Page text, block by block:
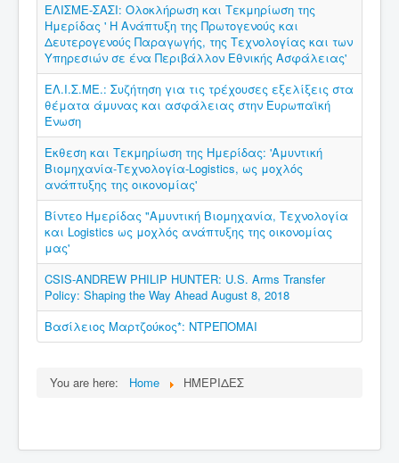
ΕΛΙΣΜΕ-ΣΑΣΙ: Ολοκλήρωση και Τεκμηρίωση της
Ημερίδας ' Η Ανάπτυξη της Πρωτογενούς και
Δευτερογενούς Παραγωγής, της Τεχνολογίας και των
Υπηρεσιών σε ένα Περιβάλλον Εθνικής Ασφάλειας'
ΕΛ.Ι.Σ.ΜΕ.: Συζήτηση για τις τρέχουσες εξελίξεις στα
θέματα άμυνας και ασφάλειας στην Ευρωπαϊκή
Ένωση
Εκθεση και Τεκμηρίωση της Ημερίδας: 'Αμυντική
Βιομηχανία-Τεχνολογία-Logistics, ως μοχλός
ανάπτυξης της οικονομίας'
Βίντεο Ημερίδας "Αμυντική Βιομηχανία, Τεχνολογία
και Logistics ως μοχλός ανάπτυξης της οικονομίας
μας'
CSIS-ANDREW PHILIP HUNTER: U.S. Arms Transfer
Policy: Shaping the Way Ahead August 8, 2018
Bασίλειος Μαρτζούκος*: ΝΤΡΕΠΟΜΑΙ
You are here: Home ΗΜΕΡΙΔΕΣ